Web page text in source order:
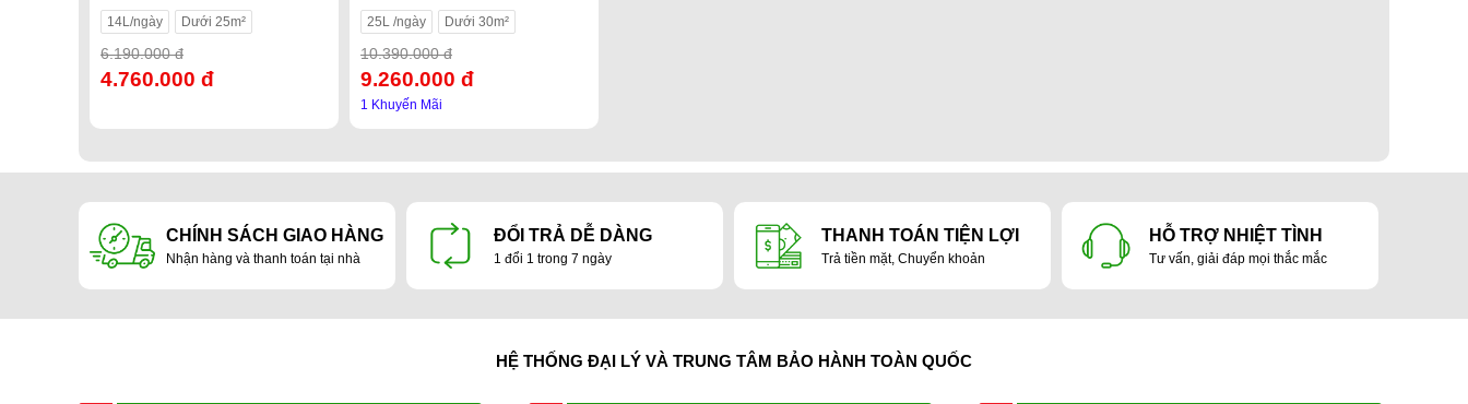
14L/ngày Dưới 25m²
6.190.000 đ
4.760.000 đ
25L /ngày Dưới 30m²
10.390.000 đ
9.260.000 đ
1 Khuyến Mãi
CHÍNH SÁCH GIAO HÀNG
Nhận hàng và thanh toán tại nhà
ĐỔI TRẢ DỄ DÀNG
1 đổi 1 trong 7 ngày
THANH TOÁN TIỆN LỢI
Trả tiền mặt, Chuyển khoản
HỖ TRỢ NHIỆT TÌNH
Tư vấn, giải đáp mọi thắc mắc
HỆ THỐNG ĐẠI LÝ VÀ TRUNG TÂM BẢO HÀNH TOÀN QUỐC